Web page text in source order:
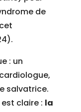
de
: un
salvatrice.
claire : la